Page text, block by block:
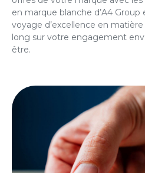
en marque blanche d’A4
voyage d’excellence en
long sur votre engagement
être.